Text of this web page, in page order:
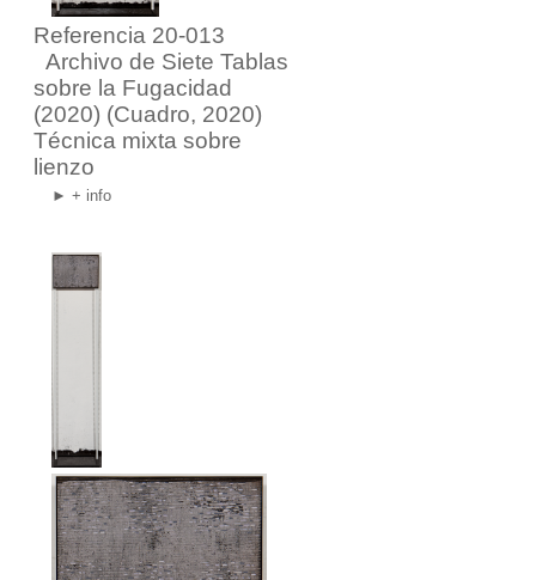
Referencia 20-013
Archivo de Siete Tablas
sobre la Fugacidad
(2020) (Cuadro, 2020)
Técnica mixta sobre
lienzo
► + info